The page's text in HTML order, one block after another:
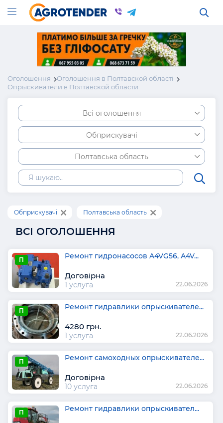
Оголошення
Оголошення в Полтавской області
Опрыскиватели в Полтавской области
Всі оголошення
Обприскувачі
Полтавська область
Обприскувачі Полтавська область
ВСІ ОГОЛОШЕННЯ
П Ремонт гидронасосов A4VG56, A4V...
Договірна
1 услуга 22.06.2026
П Ремонт гидравлики опрыскивателе...
4280 грн.
1 услуга 22.06.2026
П Ремонт самоходных опрыскивателе...
Договірна
10 услуга 22.06.2026
П Ремонт гидравлики опрыскивател...